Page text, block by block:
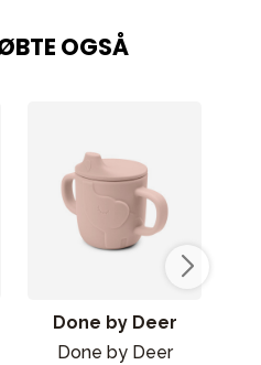
OGSÅ
Done by Deer
Done by Deer